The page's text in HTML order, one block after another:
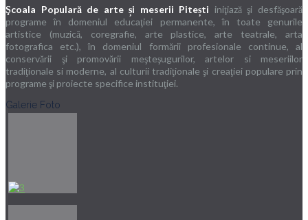
Şcoala Populară de arte și meserii Pitești iniţiază şi desfăşoară
programe în domeniul educaţiei permanente, în toate genurile
artistice (muzică, coregrafie, arte plastice, arte teatrale, arta
fotografica etc.), în domeniul formării profesionale continue, al
conservării şi promovării meşteşugurilor, artelor si meseriilor
tradiţionale si moderne, al culturii tradiţionale şi creaţiei populare prin
programe şi proiecte specifice instituţiei.
Galerie Foto